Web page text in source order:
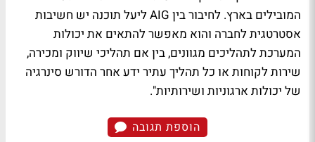
המובילים בארץ. לחיבור בין AIG ליעל תוכנה יש חשיבות
אסטרטגית לחברה והוא מאפשר להתאים את יכולות
המערכת לתהליכים מגוונים, בין אם תהליכי שיווק ומכירה,
שירות לקוחות או כל תהליך עתיר ידע אחר הדורש סינרגיה
של יכולות ארגוניות ושירותיות".
הוספת תגובה